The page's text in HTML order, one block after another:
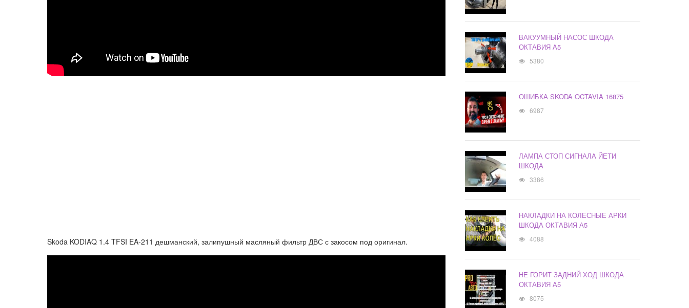
Skoda KODIAQ 1.4 TFSI EA-211 дешманский, залипушный масляный фильтр ДВС с закосом под оригинал.
ВАКУУМНЫЙ НАСОС ШКОДА
ОКТАВИЯ А5
5380
ОШИБКА SKODA OCTAVIA 16875
6987
ЛАМПА СТОП СИГНАЛА ЙЕТИ
ШКОДА
3386
НАКЛАДКИ НА КОЛЕСНЫЕ АРКИ
ШКОДА ОКТАВИЯ А5
4088
НЕ ГОРИТ ЗАДНИЙ ХОД ШКОДА
ОКТАВИЯ А5
8075